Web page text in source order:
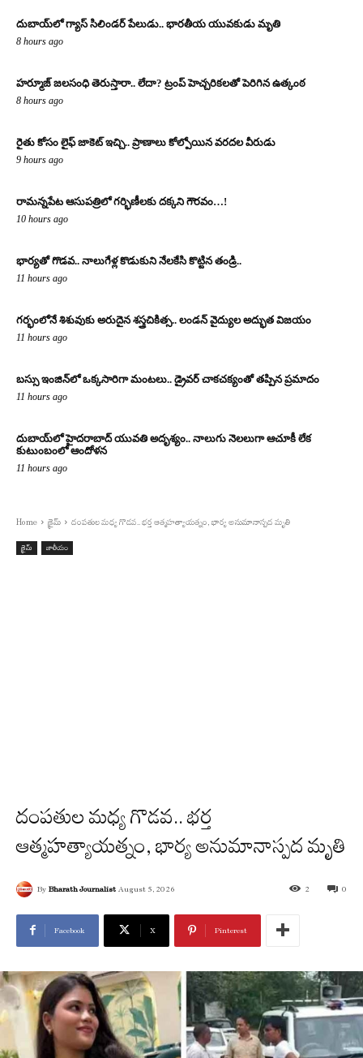
దుబాయ్‌లో గ్యాస్ సిలిండర్ పేలుడు.. భారతీయ యువకుడు మృతి
8 hours ago
హర్మూజ్ జలసంధి తెరుస్తారా.. లేదా? ట్రంప్ హెచ్చరికలతో పెరిగిన ఉత్కంఠ
8 hours ago
రైతు కోసం లైఫ్ జాకెట్ ఇచ్చి.. ప్రాణాలు కోల్పోయిన వరదల వీరుడు
9 hours ago
రామన్నపేట ఆసుపత్రిలో గర్భిణీలకు దక్కని గౌరవం…!
10 hours ago
భార్యతో గొడవ.. నాలుగేళ్ల కొడుకుని నేలకేసి కొట్టిన తండ్రి..
11 hours ago
గర్భంలోనే శిశువుకు అరుదైన శస్త్రచికిత్స.. లండన్ వైద్యుల అద్భుత విజయం
11 hours ago
బస్సు ఇంజిన్‌లో ఒక్కసారిగా మంటలు.. డ్రైవర్ చాకచక్యంతో తప్పిన ప్రమాదం
11 hours ago
దుబాయ్‌లో హైదరాబాద్ యువతి అదృశ్యం.. నాలుగు నెలలుగా ఆచూకీ లేక
కుటుంబంలో ఆందోళన
11 hours ago